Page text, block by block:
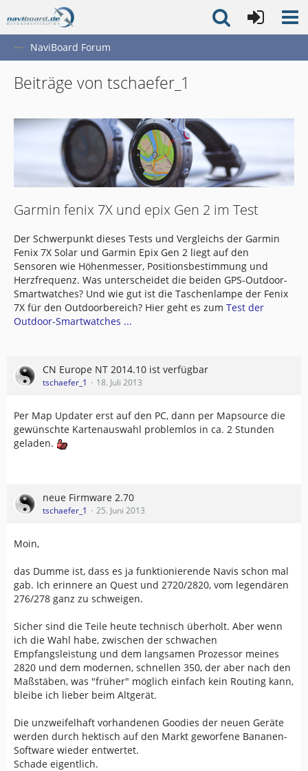
NaviBoard Forum
Beiträge von tschaefer_1
Garmin fenix 7X und epix Gen 2 im Test
Der Schwerpunkt dieses Tests und Vergleichs der Garmin
Fenix 7X Solar und Garmin Epix Gen 2 liegt auf den
Sensoren wie Höhenmesser, Positionsbestimmung und
Herzfrequenz. Was unterscheidet die beiden GPS-Outdoor-
Smartwatches? Und wie gut ist die Taschenlampe der Fenix
7X für den Outdoorbereich? Hier geht es zum Test der
Outdoor-Smartwatches ...
CN Europe NT 2014.10 ist verfügbar
tschaefer_1 18. Juli 2013
Per Map Updater erst auf den PC, dann per Mapsource die
gewünschte Kartenauswahl problemlos in ca. 2 Stunden
geladen.
neue Firmware 2.70
tschaefer_1 25. Juni 2013
Moin,
das Dumme ist, dass es ja funktionierende Navis schon mal
gab. Ich erinnere an Quest und 2720/2820, vom legendären
276/278 ganz zu schweigen.
Sicher sind die Teile heute technisch überholt. Aber wenn
ich die Wahl habe, zwischen der schwachen
Empfangsleistung und dem langsamen Prozessor meines
2820 und dem modernen, schnellen 350, der aber nach den
Maßstäben, was "früher" möglich einfach kein Routing kann,
bleibe ich lieber beim Altgerät.
Die unzweifelhaft vorhandenen Goodies der neuen Geräte
werden durch hektisch auf den Markt geworfene Bananen-
Software wieder entwertet.
Schade eigentlich.